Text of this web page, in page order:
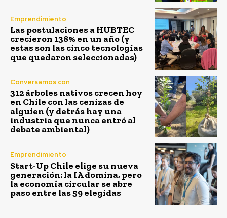
Emprendimiento
Las postulaciones a HUBTEC
crecieron 138% en un año (y
estas son las cinco tecnologías
que quedaron seleccionadas)
Conversamos con
312 árboles nativos crecen hoy
en Chile con las cenizas de
alguien (y detrás hay una
industria que nunca entró al
debate ambiental)
Emprendimiento
Start-Up Chile elige su nueva
generación: la IA domina, pero
la economía circular se abre
paso entre las 59 elegidas